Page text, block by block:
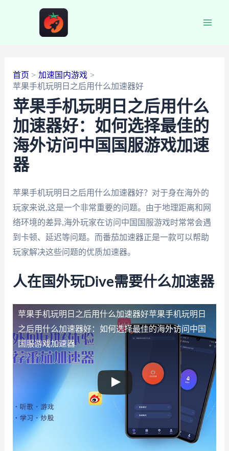
首页
加速国内游戏
苹果手机玩明日之后用什么加速器好
苹果手机玩明日之后用什么
加速器好：如何选择最佳的
海外访问中国国服游戏加速
器
苹果手机玩明日之后用什么加速器好？对于身在海外的
玩家来说,这是一个非常重要的问题。由于地理距离和网
络环境的差异,海外玩家在访问中国国服游戏时常常会遇
到卡顿、延迟等问题。而番茄加速器正是一款可以帮助
玩家解决这些问题的优质加速器。
人在国外玩Dive需要什么加速器
苹果手机玩明日之后用什么加速器好苹果手机玩明日
之后用什么加速器好：如何选择最佳的海外访问中国
国服游戏加速器